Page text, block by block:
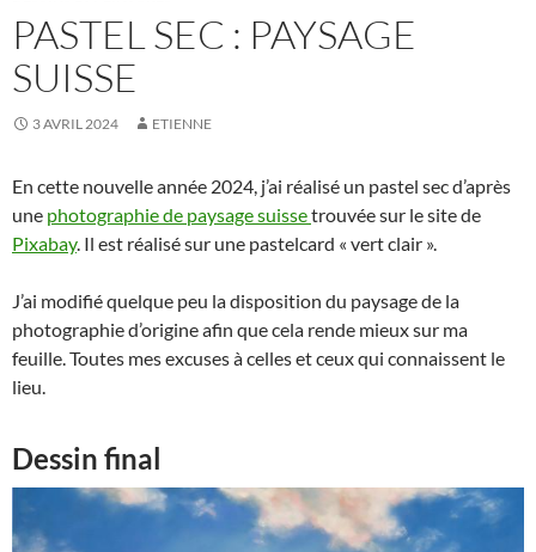
PASTEL SEC : PAYSAGE
SUISSE
3 AVRIL 2024 ETIENNE
En cette nouvelle année 2024, j’ai réalisé un pastel sec d’après
une photographie de paysage suissetrouvée sur le site de
Pixabay. Il est réalisé sur une pastelcard « vert clair ».
J’ai modifié quelque peu la disposition du paysage de la
photographie d’origine afin que cela rende mieux sur ma
feuille. Toutes mes excuses à celles et ceux qui connaissent le
lieu.
Dessin final